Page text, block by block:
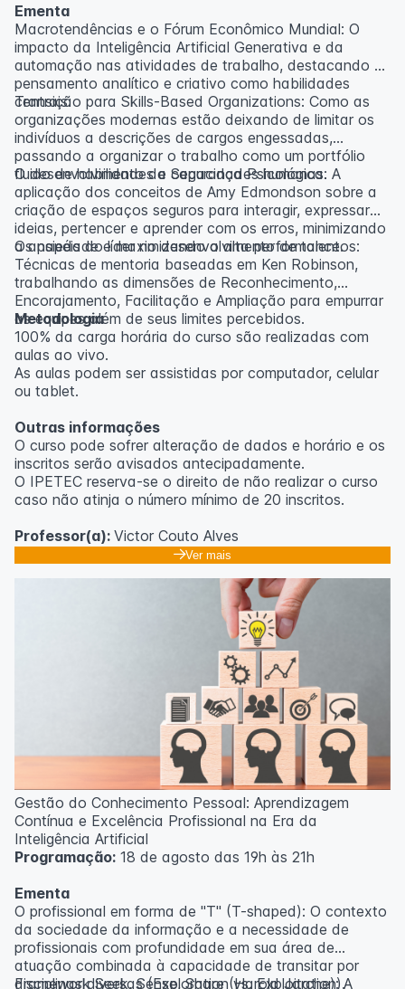
Ementa
Macrotendências e o Fórum Econômico Mundial: O
impacto da Inteligência Artificial Generativa e da
automação nas atividades de trabalho, destacando o
pensamento analítico e criativo como habilidades
centrais.
Transição para Skills-Based Organizations: Como as
organizações modernas estão deixando de limitar os
indivíduos a descrições de cargos engessadas,
passando a organizar o trabalho como um portfólio
fluido de habilidades e capacidades humanas.
O desenvolvimento da Segurança Psicológica: A
aplicação dos conceitos de Amy Edmondson sobre a
criação de espaços seguros para interagir, expressar
ideias, pertencer e aprender com os erros, minimizando
a ansiedade e maximizando a alta performance.
Os papéis do líder no desenvolvimento de talentos:
Técnicas de mentoria baseadas em Ken Robinson,
trabalhando as dimensões de Reconhecimento,
Encorajamento, Facilitação e Ampliação para empurrar
as equipes além de seus limites percebidos.
Metodologia
100% da carga horária do curso são realizadas com
aulas ao vivo.
As aulas podem ser assistidas por computador, celular
ou tablet.
Outras informações
O curso pode sofrer alteração de dados e horário e os
inscritos serão avisados ​​antecipadamente.
O IPETEC reserva-se o direito de não realizar o curso
caso não atinja o número mínimo de 20 inscritos.
Professor(a): Victor Couto Alves
Ver mais
Gestão do Conhecimento Pessoal: Aprendizagem
Contínua e Excelência Profissional na Era da
Inteligência Artificial
Programação: 18 de agosto das 19h às 21h
Ementa
O profissional em forma de "T" (T-shaped): O contexto
da sociedade da informação e a necessidade de
profissionais com profundidade em sua área de
atuação combinada à capacidade de transitar por
disciplinas diversas (Exploration vs. Exploitation).
Framework Seek, Sense, Share (Harold Jarche): A